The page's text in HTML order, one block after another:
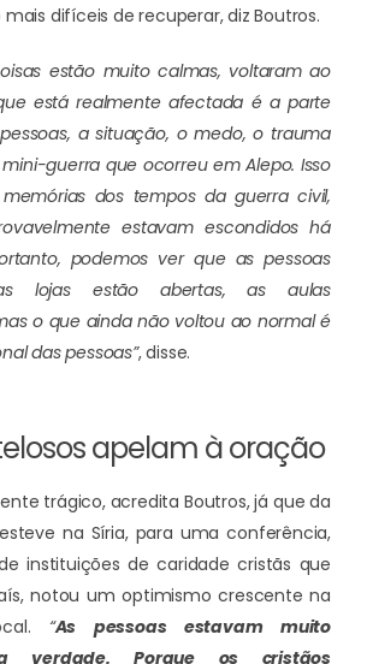
difíceis de recuperar, diz Boutros.
estão muito calmas, voltaram ao
está realmente afectada é a parte
a situação, o medo, o trauma
guerra que ocorreu em Alepo. Isso
dos tempos da guerra civil,
estavam escondidos há
podemos ver que as pessoas
lojas estão abertas, as aulas
o que ainda não voltou ao normal é
das pessoas”, disse.
apelam à oração
trágico, acredita Boutros, já que da
na Síria, para uma conferência,
instituições de caridade cristãs que
notou um optimismo crescente na
“As pessoas estavam muito
verdade. Porque os cristãos